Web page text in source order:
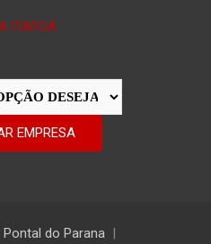
Pontal do Parana